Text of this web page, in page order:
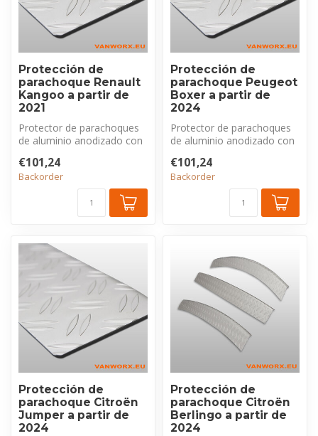
Protección de
parachoque Renault
Kangoo a partir de
2021
Protector de parachoques
de aluminio anodizado con
pa...
€101,24
Backorder
Protección de
parachoque Peugeot
Boxer a partir de
2024
Protector de parachoques
de aluminio anodizado con
pa...
€101,24
Backorder
Protección de
parachoque Citroën
Jumper a partir de
2024
Protección de
parachoque Citroën
Berlingo a partir de
2024